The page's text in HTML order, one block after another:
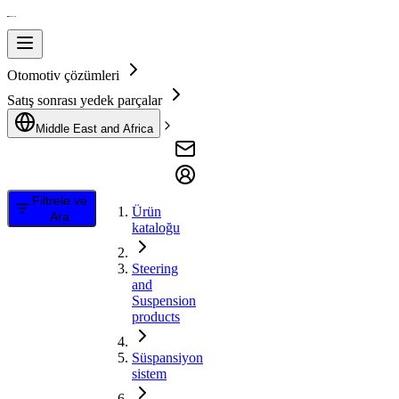
Otomotiv çözümleri
Satış sonrası yedek parçalar
Middle East and Africa
Filtrele ve
Ara
Ürün
kataloğu
Steering
and
Suspension
products
Süspansiyon
sistem